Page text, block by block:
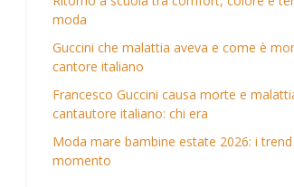
moda
Guccini che malattia aveva e come è
cantore italiano
Francesco Guccini causa morte e
cantautore italiano: chi era
Moda mare bambine estate 2026: i trend
momento